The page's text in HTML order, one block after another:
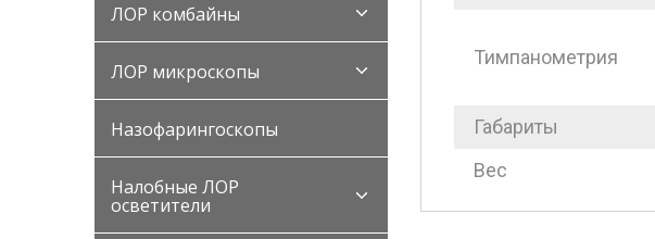
ЛОР комбайны
ЛОР микроскопы
Назофарингоскопы
Налобные ЛОР
осветители
Тимпанометрия
Габариты
Вес